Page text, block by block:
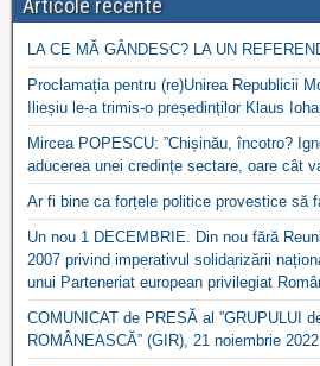
Articole recente
LA CE MĂ GÂNDESC? LA UN
Proclamația pentru (re)Unirea Republicii
Ilieșiu le-a trimis-o președinților Klaus
Mircea POPESCU: ”Chișinău, încotro?
aducerea unei credințe sectare, oare cât
Ar fi bine ca forțele politice provestice să
Un nou 1 DECEMBRIE. Din nou fără
2007 privind imperativul solidarizării
unui Parteneriat european privilegiat
COMUNICAT de PRESĂ al ”GRUPULUI
ROMÂNEASCĂ” (GIR), 21 noiembrie 2022